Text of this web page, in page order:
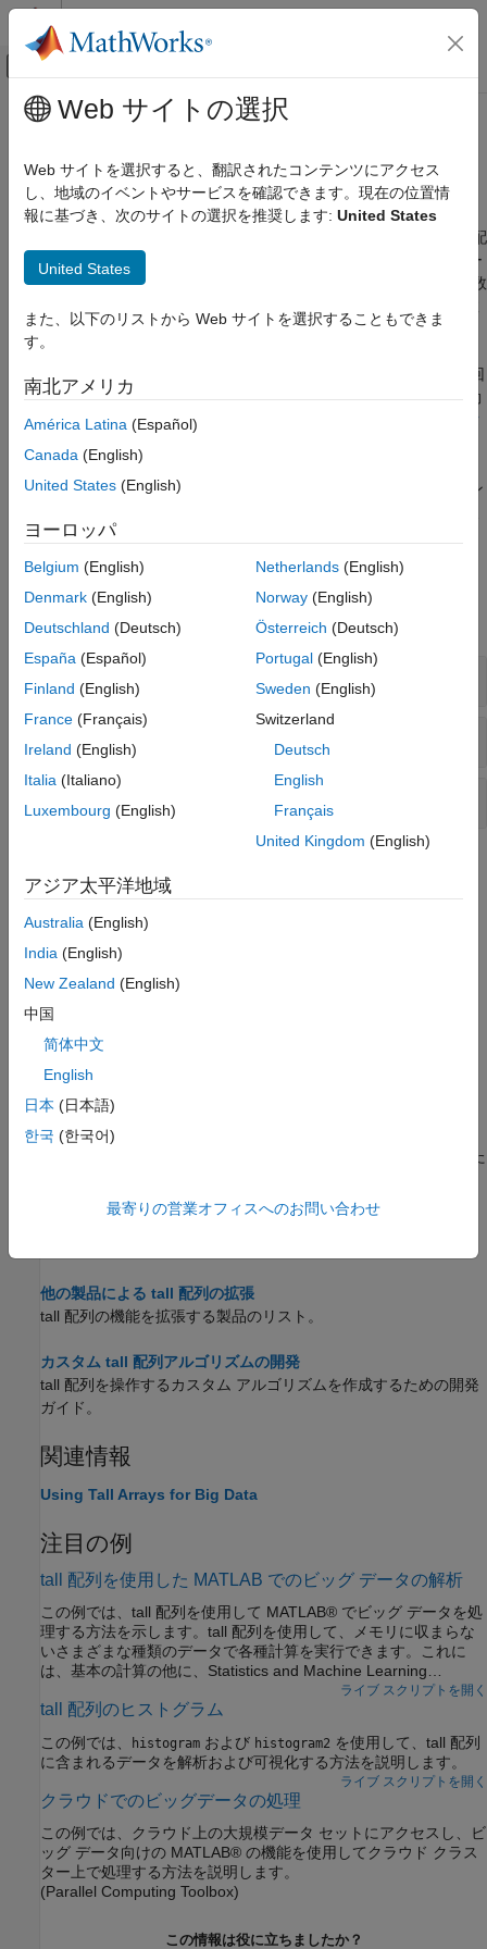
コンテンツへスキップ
オフキャンバス ナビゲーション メ
ドキュメンテーションのホーム
データのインポートと解析
大きなファイルとビッグ データ
データストア
MapReduce
大きな MAT ファイル
Parquet ファイル
メモリ マッピング
メインコンテンツ
tall 配列
メモリに収まらない行数をもつ配列
tall 配列は、データストアに格納されたデータを操作する方法
で、数百万から数十億の行を保持できます。tall 数値配列、cell 配
列、categorical、string、datetime、duration、またはカレンダー
期間を作成することができ、tall table または tall timetable の変数
は MATLAB ® のインメモリ配列によって tall 配列と同様に機能し
ますが、ほとんどの結果は
要求したときにのみ評価されます。MATLAB は、データの通過回
数を最小限に抑えることにより、キューに入っている計算を自動
的に最適化します。詳細については、
メモリに収まらないデータ
ビッグ データ システムとの統合や、tall 配列アルゴリズムのコン
してください。
関数
すべて展開する
型の判別
メモリに収まらないデータの tall 配列
tall 配列について学習し、例の計算を行います。
tall 配列の遅延実行を利用して、計算のパフォーマンスを最適化
する方法。
tall 配列の部分的な抽出、割り当て、および表示。
tall 配列によるグループ化された統計の計算
この例では、停電データを含む tall timetable のグループ化された
他の製品による tall 配列の拡張
tall 配列の機能を拡張する製品のリスト。
カスタム tall 配列アルゴリズムの開発
tall 配列を操作するカスタム アルゴリズムを作成するための開発
ガイド。
関連情報
Using Tall Arrays for Big Data
注目の例
tall 配列を使用した MATLAB でのビッグ データの解析
この例では、tall 配列を使用して MATLAB® でビッグ データを処
理する方法を示します。tall 配列を使用して、メモリに収まらな
いさまざまな種類のデータで各種計算を実行できます。これに
は、基本の計算の他に、Statistics and Machine Learning
Toolbox™ 内の機械学習アルゴリズムも含まれます。ライブ スクリプトを開く
tall 配列のヒストグラム
この例では、 histogram および histogram2 を使用して、tall 配列
に含まれるデータを解析および可視化する方法を説明します。
ライブ スクリプトを開く
クラウドでのビッグデータの処理
この例では、クラウド上の大規模データ セットにアクセスし、ビ
ッグ データ向けの MATLAB® の機能を使用してクラウド クラス
ター上で処理する方法を説明します。
(Parallel Computing Toolbox)
この情報は役に立ちましたか？
Web サイトの選択
Web サイトを選択すると、翻訳されたコンテンツにアクセス
し、地域のイベントやサービスを確認できます。現在の位置情
報に基づき、次のサイトの選択を推奨します: United States
United States
また、以下のリストから Web サイトを選択することもできま
す。
南北アメリカ
América Latina (Español)
Canada (English)
United States (English)
ヨーロッパ
Belgium (English)
Denmark (English)
Deutschland (Deutsch)
España (Español)
Finland (English)
France (Français)
Ireland (English)
Italia (Italiano)
Luxembourg (English)
Netherlands(English)
Norway(English)
Österreich (Deutsch)
Portugal(English)
Sweden (English)
Switzerland
Deutsch
English
Français
United Kingdom (English)
アジア太平洋地域
Australia (English)
India (English)
New Zealand (English)
中国
简体中文
English
日本 (日本語)
한국 (한국어)
最寄りの営業オフィスへのお問い合わせ